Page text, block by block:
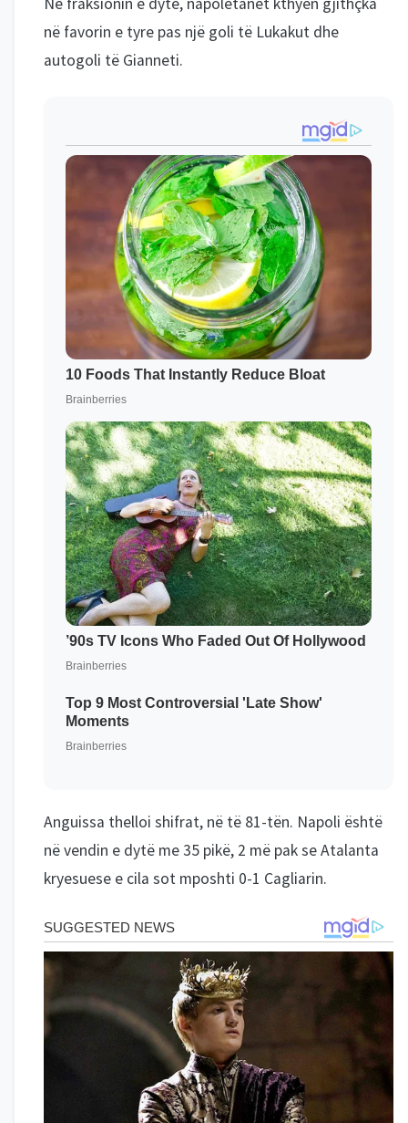
në favorin e tyre pas një goli të Lukakut dhe
autogoli të Gianneti.
Anguissa thelloi shifrat, në të 81-tën. Napoli është
në vendin e dytë me 35 pikë, 2 më pak se Atalanta
kryesuese e cila sot mposhti 0-1 Cagliarin.